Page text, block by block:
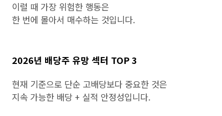
이럴 때 가장 위험한 행동은
한 번에 몰아서 매수하는 것입니다.
2026년 배당주 유망 섹터 TOP 3
현재 기준으로 단순 고배당보다 중요한 것은
지속 가능한 배당 + 실적 안정성입니다.